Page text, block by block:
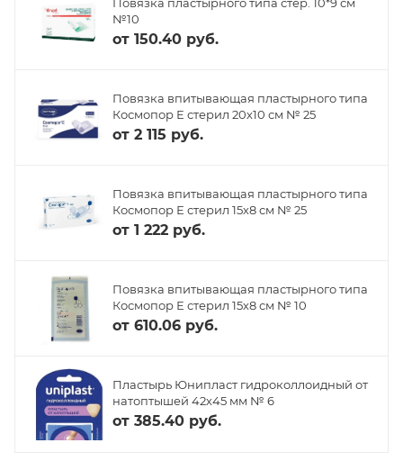
№10
от 150.40 руб.
Повязка впитывающая пластырного типа
Космопор Е стерил 20х10 см № 25
от 2 115 руб.
Повязка впитывающая пластырного типа
Космопор Е стерил 15х8 см № 25
от 1 222 руб.
Повязка впитывающая пластырного типа
Космопор Е стерил 15х8 см № 10
от 610.06 руб.
Пластырь Юнипласт гидроколлоидный от
натоптышей 42х45 мм № 6
от 385.40 руб.